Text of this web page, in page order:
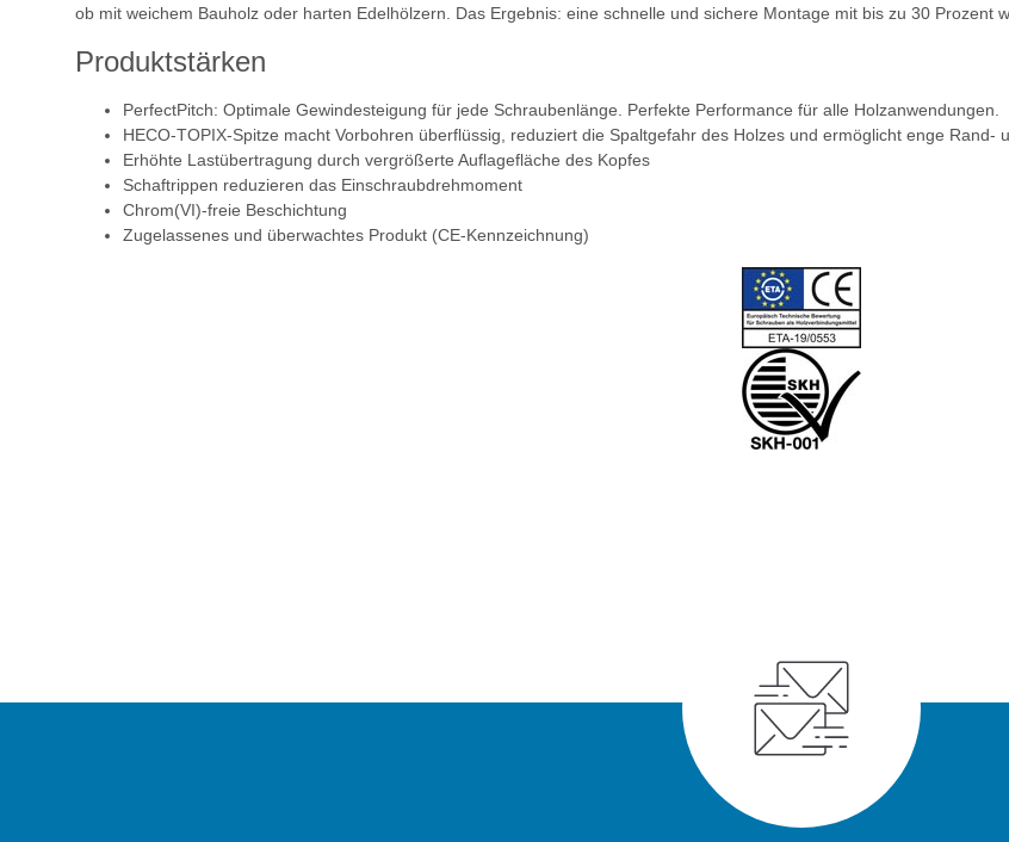
ob mit weichem Bauholz oder harten Edelhölzern. Das Ergebnis: eine schnelle und sichere Montage mit bis zu 30 Prozent
Produktstärken
PerfectPitch: Optimale Gewindesteigung für jede Schraubenlänge. Perfekte Performance für alle Holzanwendungen.
HECO-TOPIX-Spitze macht Vorbohren überflüssig, reduziert die Spaltgefahr des Holzes und ermöglicht enge Rand-
Erhöhte Lastübertragung durch vergrößerte Auflagefläche des Kopfes
Schaftrippen reduzieren das Einschraubdrehmoment
Chrom(VI)-freie Beschichtung
Zugelassenes und überwachtes Produkt (CE-Kennzeichnung)